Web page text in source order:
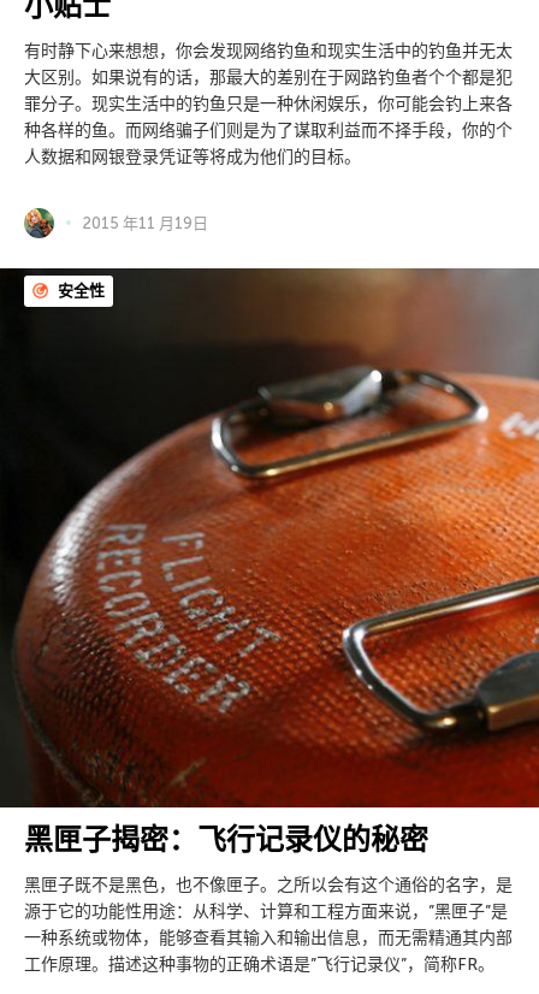
有时静下心来想想，你会发现网络钓鱼和现实生活中的钓鱼并无太
大区别。如果说有的话，那最大的差别在于网路钓鱼者个个都是犯
罪分子。现实生活中的钓鱼只是一种休闲娱乐，你可能会钓上来各
种各样的鱼。而网络骗子们则是为了谋取利益而不择手段，你的个
人数据和网银登录凭证等将成为他们的目标。
2015 年11 月19日
安全性
黑匣子揭密：飞行记录仪的秘密
黑匣子既不是黑色，也不像匣子。之所以会有这个通俗的名字，是
源于它的功能性用途：从科学、计算和工程方面来说，”黑匣子”是
一种系统或物体，能够查看其输入和输出信息，而无需精通其内部
工作原理。描述这种事物的正确术语是”飞行记录仪”，简称FR。